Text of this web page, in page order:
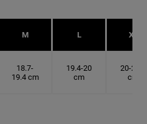
M L XL
18.7-
19.4 cm
19.4-20
cm
20-20.6
cm